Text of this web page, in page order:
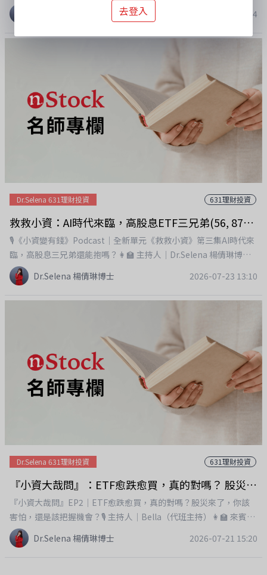
賓｜橙十沙棘 品牌代表這一集《小資愛樂活》，除了聊健康，我更
想和大家分享一位女性創業者的故事。我一直很喜歡採訪女性創業
家，因為每一個品牌的背後，都藏著一段堅持與信念。從一個想改
識我，是因為ETF、理財、被動收入。但我一直覺得，健康才是人
生最大的本金。如果沒有健康，就算累積了再多財富，也未必有體
力去旅行、陪伴家人，或享受努力打拼後的人生。這一集，我們邀
請到橙十沙棘品牌代表，一起聊聊近年備受關注的「超級水果」
──沙棘，也聊聊品牌創業背後的初心。橙十投入沙棘市場，是因
為看見現代人生活忙碌、外食比例高、作息不規律，希望把來自大
「超級水果」？✅ 為什麼有「維生素C之王」的美稱？✅ 沙棘與一
般維他命C有什麼不同？✅ 上班族、外食族、熬夜族、熟齡族如何補
充更適合？✅ 女性創業一路走來最大的挑戰與品牌最堅持的理念。
✅ 如何挑選真正優質的沙棘產品？我最喜歡節目最後的一段分享。
健康和投資，其實都遵循同一個法則──複利。ETF需要長期投
入，健康也需要每天累積。每天多走幾步路、多睡一小時、少喝一
杯含糖飲料、多補充身體需要的營養，看似微小的改變，長期累積
單原因 送體驗三件組「沙棘隨身瓶30ml+沙棘膠原蛋白(人
魚)30ml+奧圖玫瑰天絲乳3g」團購時間：2026/07/25-08/07
PM23:59截止真正的財富自由，不只是帳戶數字愈來愈大，而是擁
有健康的身體、充沛的體力，去完成每一個夢想。🎧 歡迎收聽《小
資變有錢》，一起投資財富，也投資健康，讓人生享受健康與財富
的雙重複利。#小資變有錢 #小資愛樂活 #DrSelena #女性創業 #創
業故事 #健康才是最大的本金 #健康複利 #橙十沙棘 #超級水果 #健
2026-07-25 13:54
Dr.Selena 631理財投資 631理財投資
救救小資：AI時代來臨，高股息ETF三兄弟(56, 878,919)還能續抱嗎？（凱莉哥聯名合作企劃）
🎙️《小資變有錢》Podcast｜全新單元《救救小資》第三集AI時代來
臨，高股息三兄弟還能抱嗎？👩‍🏫 主持人｜Dr.Selena 楊倩琳博士
👨‍👩‍👧 共同主持｜凱莉哥以前大家最常討論的是：👉 0056配多
少？👉 00878還能買嗎？👉 00919什麼時候除息？高股息ETF陪伴
許多人打造第一桶金，也讓不少投資人開始建立被動收入。但AI時
代來了，投資思維是不是也該升級了？這一集《救救小資》，我們
想和大家聊聊：除了領股息，你的資產有沒有跟著AI浪潮一起成
長？很多人開始發現，投資不能只看殖利率，更要看「總報酬」。
當全球AI革命全面展開，從AI晶片、AI伺服器、先進封裝、高速運
算，到機器人與智慧工廠，未來十年都有望持續成長，而台灣正站
在全球AI供應鏈最核心的位置。那麼，一般上班族、忙碌爸媽，沒
有時間研究個股，該怎麼參與這波趨勢？節目中我們也分享最近許
多人關注的 00991A（復華台灣未來50主動式ETF）。它和傳統市
長潛力的未來贏家，並依市場變化靈活調整持股，聚焦AI、半導
體、先進科技等產業。除此之外，我們也聊到：✅ 高股息ETF還值
得抱嗎？✅ AI時代，為什麼「總報酬」比「高配息」更重要？✅ 主
動式ETF與市值型ETF差在哪裡？✅ 幫孩子存教育基金，該重視現
金流還是成長力？✅ 如何用「高股息＋市值型＋主動式ETF」打造
更完整的投資組合？我也分享了自己的投資原則：✔ 定期定額✔ 市
場大跌分批加碼✔ 配息持續再投入因為我始終相信，真正讓財富放
Dr.Selena 楊倩琳博士 2026-07-23 13:10
Dr.Selena 631理財投資 631理財投資
『小資大哉問』：ETF愈跌愈買，真的對嗎？ 股災來了，你該害怕，還是該把握機會？
『小資大哉問』EP2｜ETF愈跌愈買，真的對嗎？股災來了，你該
害怕，還是該把握機會？🎙️ 主持人｜Bella（代班主持）👩‍🏫 來賓｜
Dr.Selena 楊倩琳博士最近市場大幅震盪，不少ETF跌了10%、
20%，甚至更多。有人說：「終於等到便宜可以加碼了！」也有人
Dr.Selena 楊倩琳博士 2026-07-21 15:20
去登入